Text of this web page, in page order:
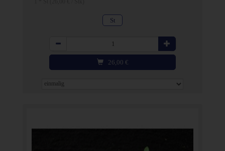
St
Anzahl
26,00 €